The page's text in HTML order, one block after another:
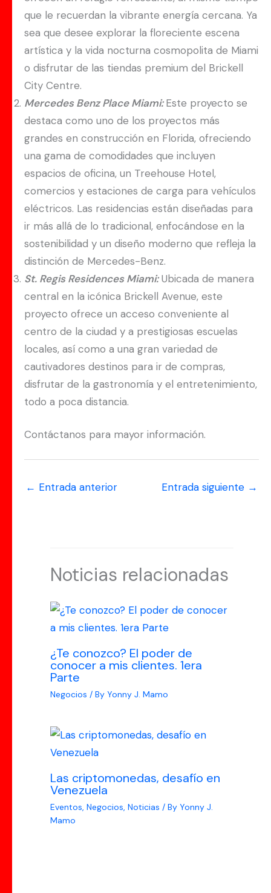
que le recuerdan la vibrante energía cercana. Ya
sea que desee explorar la floreciente escena
artística y la vida nocturna cosmopolita de Miami
o disfrutar de las tiendas premium del Brickell
City Centre.
Mercedes Benz Place Miami:Este proyecto se
destaca como uno de los proyectos más
grandes en construcción en Florida, ofreciendo
una gama de comodidades que incluyen
espacios de oficina, un Treehouse Hotel,
comercios y estaciones de carga para vehículos
eléctricos. Las residencias están diseñadas para
ir más allá de lo tradicional, enfocándose en la
sostenibilidad y un diseño moderno que refleja la
distinción de Mercedes-Benz.
St. Regis Residences Miami:Ubicada de manera
central en la icónica Brickell Avenue, este
proyecto ofrece un acceso conveniente al
centro de la ciudad y a prestigiosas escuelas
locales, así como a una gran variedad de
cautivadores destinos para ir de compras,
disfrutar de la gastronomía y el entretenimiento,
todo a poca distancia.
Contáctanos para mayor información.
← Entrada anterior Entrada siguiente →
Noticias relacionadas
¿Te conozco? El poder de
conocer a mis clientes. 1era
Parte
Negocios / By Yonny J. Mamo
Las criptomonedas, desafío en
Venezuela
Eventos, Negocios, Noticias / By Yonny J.
Mamo